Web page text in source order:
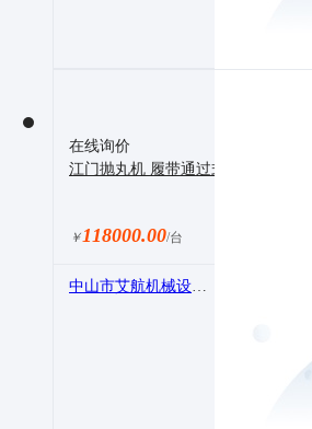
在线询价
江门抛丸机 履带通过式全自动抛丸机
￥118000.00/台
中山市艾航机械设备有限公司